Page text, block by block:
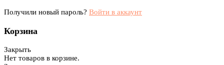
Получили новый пароль? Войти в аккаунт
Корзина
Закрыть
Нет товаров в корзине.